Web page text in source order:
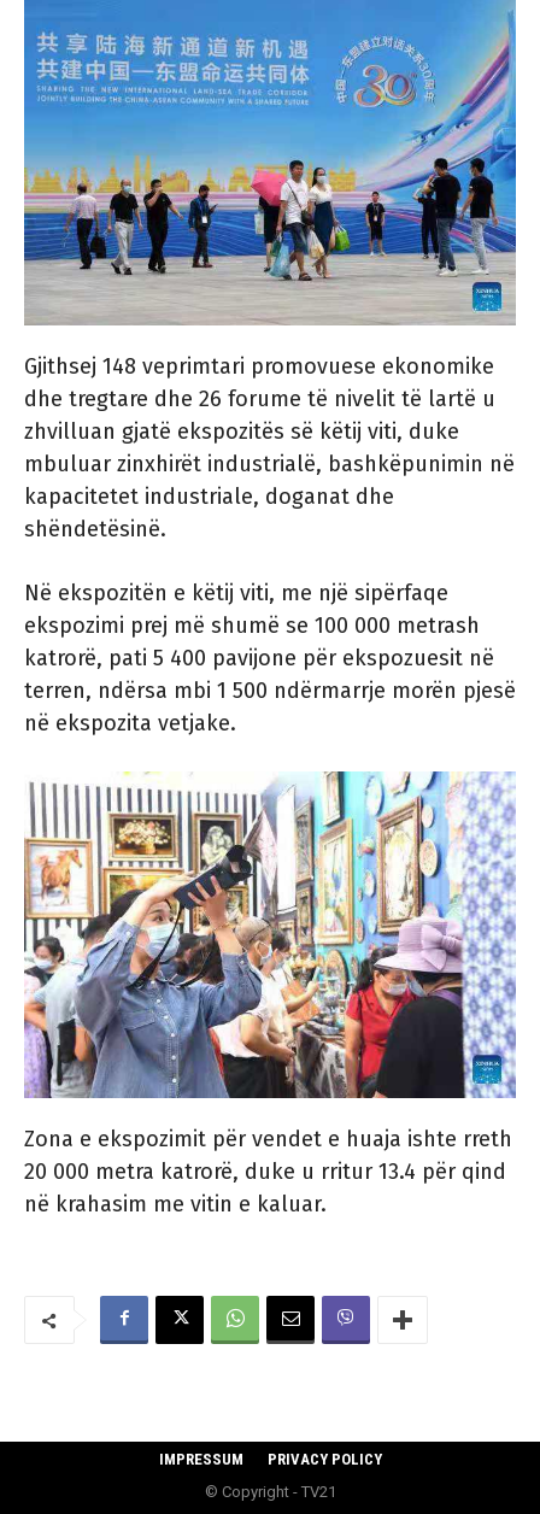
Gjithsej 148 veprimtari promovuese ekonomike
dhe tregtare dhe 26 forume të nivelit të lartë u
zhvilluan gjatë ekspozitës së këtij viti, duke
mbuluar zinxhirët industrialë, bashkëpunimin në
kapacitetet industriale, doganat dhe
shëndetësinë.
Në ekspozitën e këtij viti, me një sipërfaqe
ekspozimi prej më shumë se 100 000 metrash
katrorë, pati 5 400 pavijone për ekspozuesit në
terren, ndërsa mbi 1 500 ndërmarrje morën pjesë
në ekspozita vetjake.
Zona e ekspozimit për vendet e huaja ishte rreth
20 000 metra katrorë, duke u rritur 13.4 për qind
në krahasim me vitin e kaluar.
IMPRESSUM
PRIVACY POLICY
© Copyright - TV21